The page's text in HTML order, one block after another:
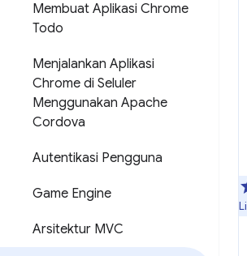
Membuat Aplikasi Chrome
Todo
Menjalankan Aplikasi
Chrome di Seluler
Menggunakan Apache
Cordova
Autentikasi Pengguna
Game Engine
Arsitektur MVC